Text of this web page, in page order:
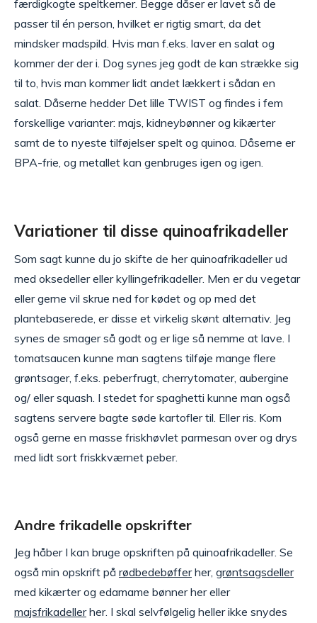
færdigkogte speltkerner. Begge dåser er lavet så de
passer til én person, hvilket er rigtig smart, da det
mindsker madspild. Hvis man f.eks. laver en salat og
kommer der der i. Dog synes jeg godt de kan strække sig
til to, hvis man kommer lidt andet lækkert i sådan en
salat. Dåserne hedder Det lille TWIST og findes i fem
forskellige varianter: majs, kidneybønner og kikærter
samt de to nyeste tilføjelser spelt og quinoa. Dåserne er
BPA-frie, og metallet kan genbruges igen og igen.
Variationer til disse quinoafrikadeller
Som sagt kunne du jo skifte de her quinoafrikadeller ud
med oksedeller eller kyllingefrikadeller. Men er du vegetar
eller gerne vil skrue ned for kødet og op med det
plantebaserede, er disse et virkelig skønt alternativ. Jeg
synes de smager så godt og er lige så nemme at lave. I
tomatsaucen kunne man sagtens tilføje mange flere
grøntsager, f.eks. peberfrugt, cherrytomater, aubergine
og/ eller squash. I stedet for spaghetti kunne man også
sagtens servere bagte søde kartofler til. Eller ris. Kom
også gerne en masse friskhøvlet parmesan over og drys
med lidt sort friskkværnet peber.
Andre frikadelle opskrifter
Jeg håber I kan bruge opskriften på quinoafrikadeller. Se
også min opskrift på rødbedebøfferher, grøntsagsdeller
med kikærter og edamame bønner her eller
majsfrikadellerher. I skal selvfølgelig heller ikke snydes